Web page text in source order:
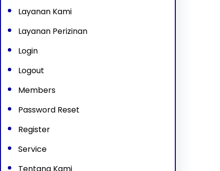
Layanan Kami
Layanan Perizinan
Login
Logout
Members
Password Reset
Register
Service
Tentang Kami